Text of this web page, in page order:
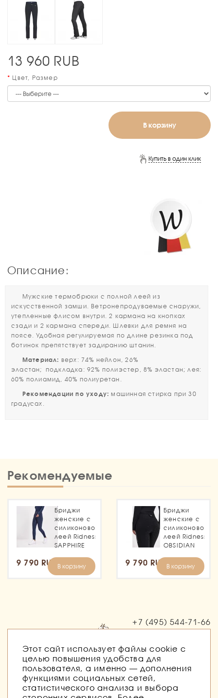
13 960 RUB
Цвет, Размер
В корзину
Купить в один клик
Описание:
Мужские термобрюки с полной леей из
искусственной замши. Ветронепродуваемые снаружи,
утепленные флисом внутри. 2 кармана на кнопках
сзади и 2 кармана спереди. Шлевки для ремня на
поясе. Удобная регулируемая по длине резинка под
ботинок препятствует задиранию штанин.
Материал: верх: 74% нейлон, 26%
эластан; подкладка: 92% полиэстер, 8% эластан; лея:
60% полиамид, 40% полиуретан.
Рекомендации по уходу:машинная стирка при 30
градусах.
Рекомендуемые
Бриджи
женские с
силиконовой
леей Ridness
SAPPHIRE
9 790 RUB В корзину
Бриджи
женские с
силиконовой
леей Ridness
OBSIDIAN
9 790 RUB В корзину
+7 (495) 544-71-66
Этот сайт использует файлы cookie с
целью повышения удобства для
пользователя, а именно — дополнения
функциями социальных сетей,
статистического анализа и выбора